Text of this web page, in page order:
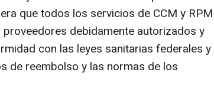
que todos los servicios de CCM y RPM
debidamente autorizados y
con las leyes sanitarias federales y
de reembolso y las normas de los